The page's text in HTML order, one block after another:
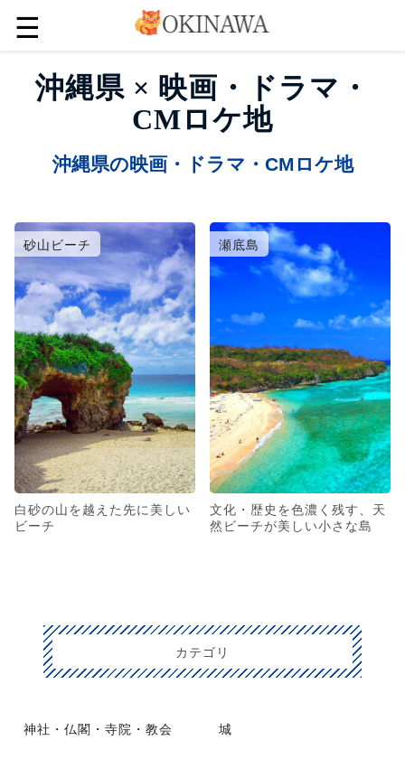
☰
沖縄県 × 映画・ドラマ・
CMロケ地
沖縄県の映画・ドラマ・CMロケ地
砂山ビーチ
白砂の山を越えた先に美しい
ビーチ
瀬底島
文化・歴史を色濃く残す、天
然ビーチが美しい小さな島
カテゴリ
神社・仏閣・寺院・教会 城